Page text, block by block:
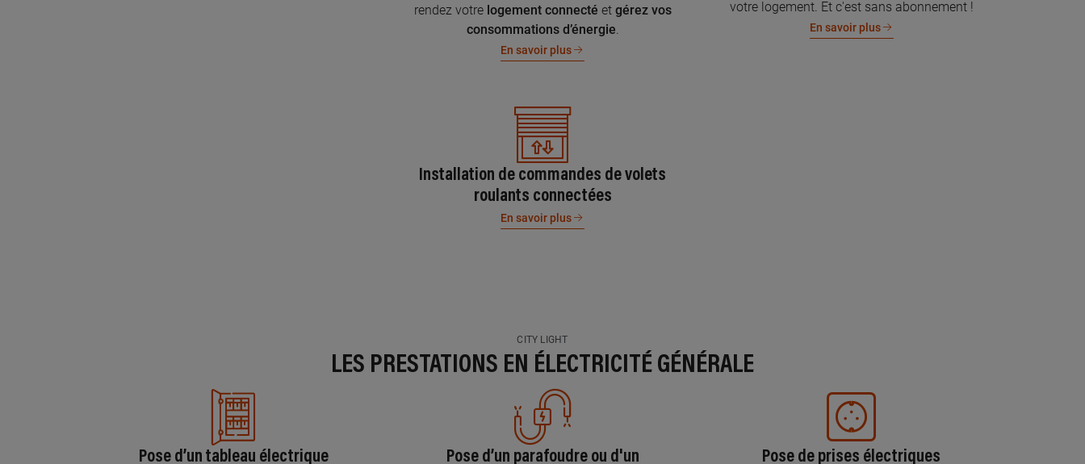
rendez votre logement connecté et gérez vos
consommations d’énergie.
En savoir plus
votre logement. Et c'est sans abonnement !
En savoir plus
Installation de commandes de volets
roulants connectées
En savoir plus
CITY LIGHT
LES PRESTATIONS EN ÉLECTRICITÉ GÉNÉRALE
Pose d’un tableau électrique
Pose d’un parafoudre ou d'un
Pose de prises électriques